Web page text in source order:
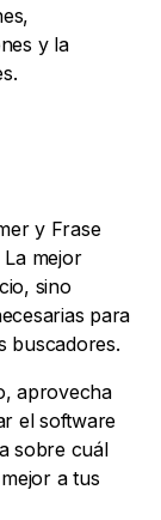
y la
y Frase
La mejor
sino
para
buscadores.
aprovecha
el software
sobre cuál
a tus